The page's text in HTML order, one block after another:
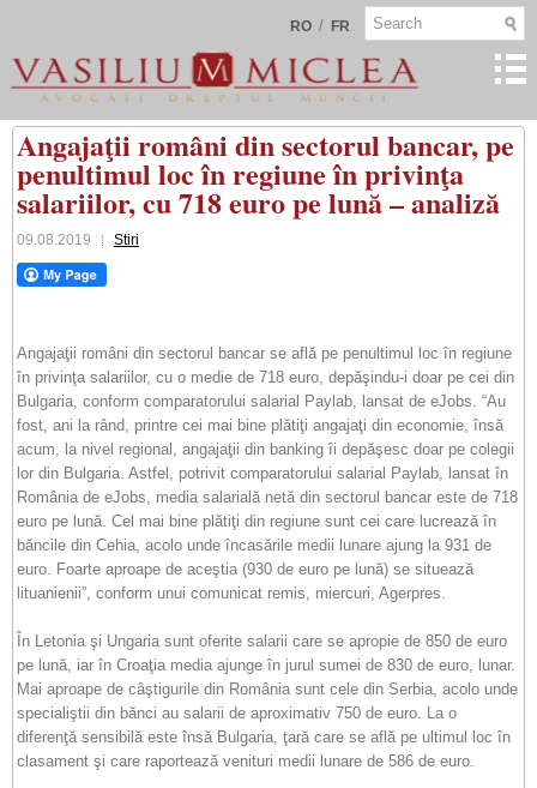
RO / FR
Angajaţii români din sectorul bancar, pe
penultimul loc în regiune în privinţa
salariilor, cu 718 euro pe lună – analiză
09.08.2019 Stiri
Angajaţii români din sectorul bancar se află pe penultimul loc în regiune
în privinţa salariilor, cu o medie de 718 euro, depăşindu-i doar pe cei din
Bulgaria, conform comparatorului salarial Paylab, lansat de eJobs. “Au
fost, ani la rând, printre cei mai bine plătiţi angajaţi din economie, însă
acum, la nivel regional, angajaţii din banking îi depăşesc doar pe colegii
lor din Bulgaria. Astfel, potrivit comparatorului salarial Paylab, lansat în
România de eJobs, media salarială netă din sectorul bancar este de 718
euro pe lună. Cel mai bine plătiţi din regiune sunt cei care lucrează în
băncile din Cehia, acolo unde încasările medii lunare ajung la 931 de
euro. Foarte aproape de aceştia (930 de euro pe lună) se situează
lituanienii”, conform unui comunicat remis, miercuri, Agerpres.
În Letonia şi Ungaria sunt oferite salarii care se apropie de 850 de euro
pe lună, iar în Croaţia media ajunge în jurul sumei de 830 de euro, lunar.
Mai aproape de câştigurile din România sunt cele din Serbia, acolo unde
specialiştii din bănci au salarii de aproximativ 750 de euro. La o
diferenţă sensibilă este însă Bulgaria, ţară care se află pe ultimul loc în
clasament şi care raportează venituri medii lunare de 586 de euro.